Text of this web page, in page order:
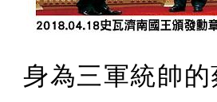
身為三軍統帥